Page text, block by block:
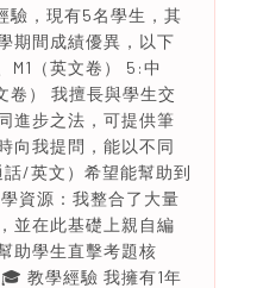
驗，現有5名學生，其
期間成績優異，以下
M1（英文卷） 5:中
卷） 我擅長與學生交
進步之法，可提供筆
向我提問，能以不同
/英文）希望能幫助到
資源：我整合了大量
並在此基礎上親自編
助學生直擊考題核
教學經驗 我擁有1年